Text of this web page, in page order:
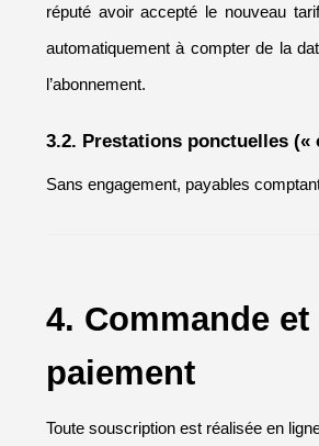
réputé avoir accepté le nouveau
automatiquement à compter de la
l’abonnement.
3.2. Prestations ponctuelles («
Sans engagement, payables
4. Commande et
paiement
Toute souscription est réalisée en